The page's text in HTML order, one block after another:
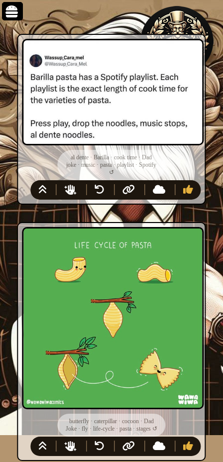
al dente ·Barilla ·cook time·Dad
joke ·music ·pasta·playlist · Spotify
↺
butterfly· caterpillar· cocoon· Dad
Joke· fly· life-cycle· pasta· stages ↺